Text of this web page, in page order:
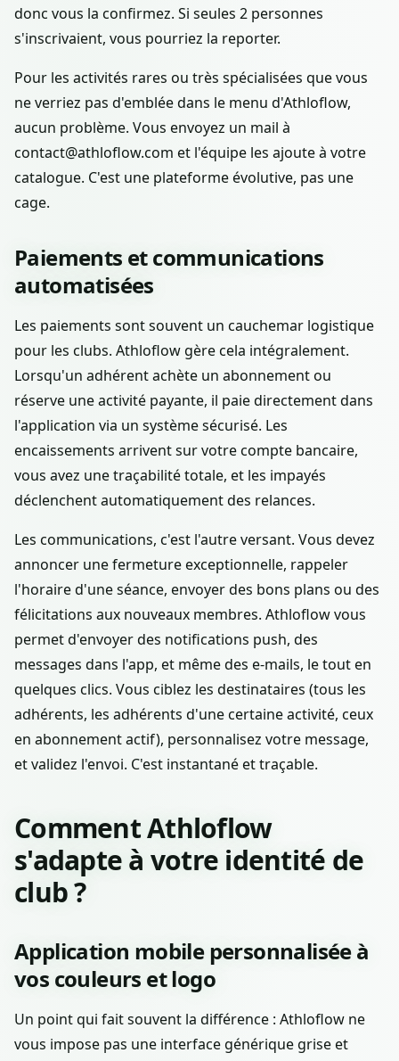
donc vous la confirmez. Si seules 2 personnes
s'inscrivaient, vous pourriez la reporter.
Pour les activités rares ou très spécialisées que vous
ne verriez pas d'emblée dans le menu d'Athloflow,
aucun problème. Vous envoyez un mail à
contact@athloflow.com et l'équipe les ajoute à votre
catalogue. C'est une plateforme évolutive, pas une
cage.
Paiements et communications
automatisées
Les paiements sont souvent un cauchemar logistique
pour les clubs. Athloflow gère cela intégralement.
Lorsqu'un adhérent achète un abonnement ou
réserve une activité payante, il paie directement dans
l'application via un système sécurisé. Les
encaissements arrivent sur votre compte bancaire,
vous avez une traçabilité totale, et les impayés
déclenchent automatiquement des relances.
Les communications, c'est l'autre versant. Vous devez
annoncer une fermeture exceptionnelle, rappeler
l'horaire d'une séance, envoyer des bons plans ou des
félicitations aux nouveaux membres. Athloflow vous
permet d'envoyer des notifications push, des
messages dans l'app, et même des e-mails, le tout en
quelques clics. Vous ciblez les destinataires (tous les
adhérents, les adhérents d'une certaine activité, ceux
en abonnement actif), personnalisez votre message,
et validez l'envoi. C'est instantané et traçable.
Comment Athloflow
s'adapte à votre identité de
club ?
Application mobile personnalisée à
vos couleurs et logo
Un point qui fait souvent la différence : Athloflow ne
vous impose pas une interface générique grise et